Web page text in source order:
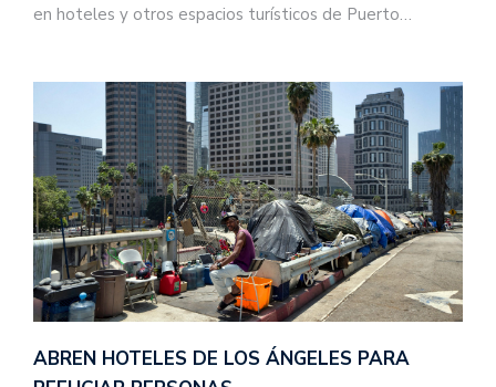
en hoteles y otros espacios turísticos de Puerto…
ABREN HOTELES DE LOS ÁNGELES PARA